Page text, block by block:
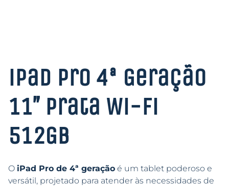
iPad Pro 4ª Geração
11″ Prata Wi-Fi
512GB
O iPad Pro de 4ª geração é um tablet poderoso e
versátil, projetado para atender às necessidades de